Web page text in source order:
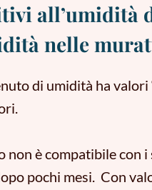
all’umidità
nelle
di umidità ha valori
non è compatibile con
pochi mesi. Con